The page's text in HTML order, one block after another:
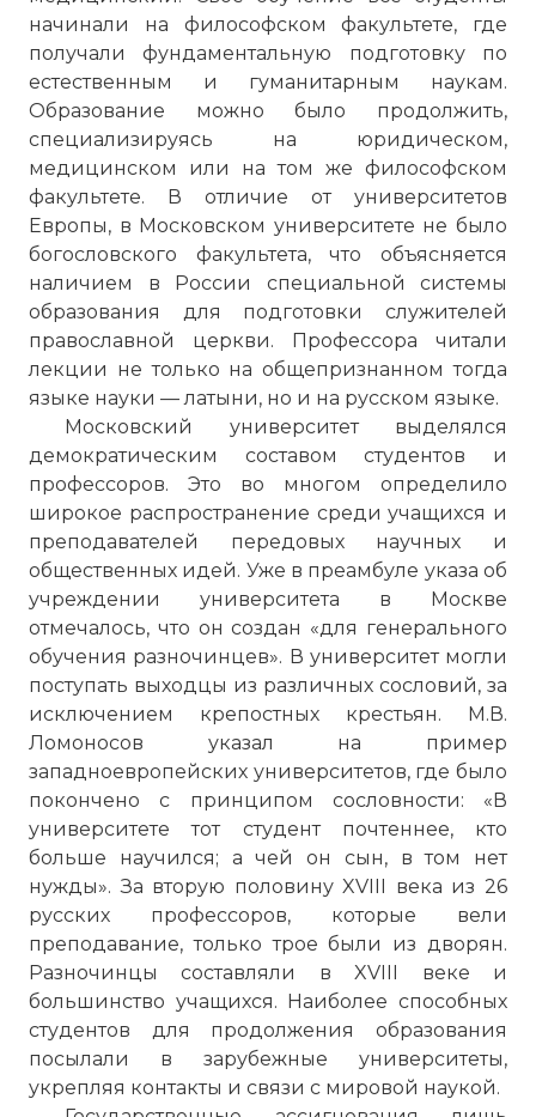
начинали на философском факультете, где
получали фундаментальную подготовку по
естественным и гуманитарным наукам.
Образование можно было продолжить,
специализируясь на юридическом,
медицинском или на том же философском
факультете. В отличие от университетов
Европы, в Московском университете не было
богословского факультета, что объясняется
наличием в России специальной системы
образования для подготовки служителей
православной церкви. Профессора читали
лекции не только на общепризнанном тогда
языке науки — латыни, но и на русском языке.
Московский университет выделялся
демократическим составом студентов и
профессоров. Это во многом определило
широкое распространение среди учащихся и
преподавателей передовых научных и
общественных идей. Уже в преамбуле указа об
учреждении университета в Москве
отмечалось, что он создан «для генерального
обучения разночинцев». В университет могли
поступать выходцы из различных сословий, за
исключением крепостных крестьян. М.В.
Ломоносов указал на пример
западноевропейских университетов, где было
покончено с принципом сословности: «В
университете тот студент почтеннее, кто
больше научился; а чей он сын, в том нет
нужды». За вторую половину XVIII века из 26
русских профессоров, которые вели
преподавание, только трое были из дворян.
Разночинцы составляли в XVIII веке и
большинство учащихся. Наиболее способных
студентов для продолжения образования
посылали в зарубежные университеты,
укрепляя контакты и связи с мировой наукой.